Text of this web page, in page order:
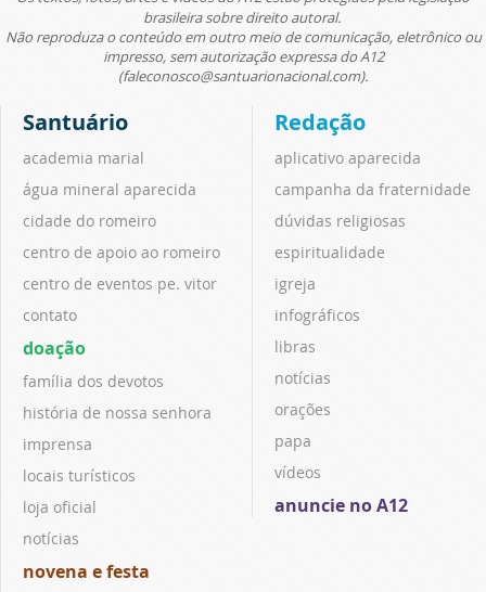
brasileira sobre direito autoral.
Não reproduza o conteúdo em outro meio de comunicação, eletrônico ou
impresso, sem autorização expressa do A12
(faleconosco@santuarionacional.com).
Santuário
academia marial
água mineral aparecida
cidade do romeiro
centro de apoio ao romeiro
centro de eventos pe. vitor
contato
doação
família dos devotos
história de nossa senhora
imprensa
locais turísticos
loja oficial
notícias
novena e festa
Redação
aplicativo aparecida
campanha da fraternidade
dúvidas religiosas
espiritualidade
igreja
infográficos
libras
notícias
orações
papa
vídeos
anuncie no A12